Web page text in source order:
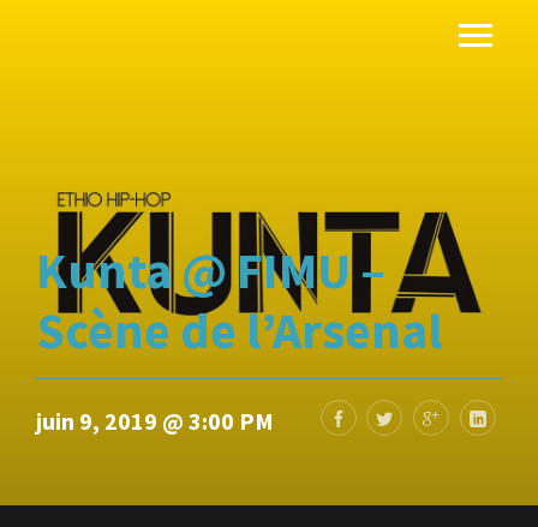
Kunta @ FIMU –
Scène de l’Arsenal
juin 9, 2019 @ 3:00 PM